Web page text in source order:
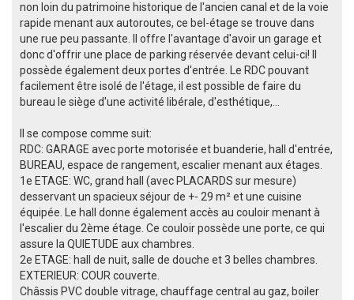
non loin du patrimoine historique de l'ancien canal et de la voie
rapide menant aux autoroutes, ce bel-étage se trouve dans
une rue peu passante. Il offre l'avantage d'avoir un garage et
donc d'offrir une place de parking réservée devant celui-ci! Il
possède également deux portes d'entrée. Le RDC pouvant
facilement être isolé de l'étage, il est possible de faire du
bureau le siège d'une activité libérale, d'esthétique,...
Il se compose comme suit:
RDC: GARAGE avec porte motorisée et buanderie, hall d'entrée,
BUREAU, espace de rangement, escalier menant aux étages.
1e ETAGE: WC, grand hall (avec PLACARDS sur mesure)
desservant un spacieux séjour de +- 29 m² et une cuisine
équipée. Le hall donne également accès au couloir menant à
l'escalier du 2ème étage. Ce couloir possède une porte, ce qui
assure la QUIETUDE aux chambres.
2e ETAGE: hall de nuit, salle de douche et 3 belles chambres.
EXTERIEUR: COUR couverte.
Châssis PVC double vitrage, chauffage central au gaz, boiler